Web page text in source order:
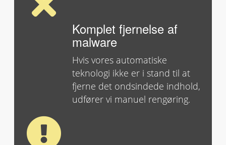
Komplet fjernelse af
malware
Hvis vores automatiske
teknologi ikke er i stand til at
fjerne det ondsindede indhold,
udfører vi manuel rengøring.